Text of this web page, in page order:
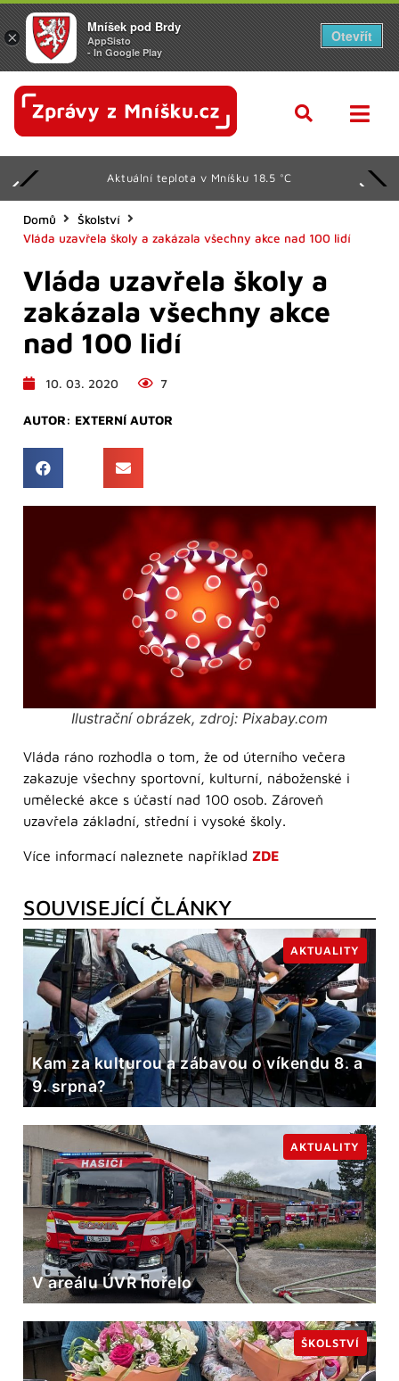
Aktuální teplota v Mníšku 18.5 °C
Domů
Školství
Vláda uzavřela školy a zakázala všechny akce nad 100 lidí
Vláda uzavřela školy a
zakázala všechny akce
nad 100 lidí
10. 03. 2020 7
AUTOR: EXTERNÍ AUTOR
Ilustrační obrázek, zdroj: Pixabay.com
Vláda ráno rozhodla o tom, že od úterního večera
zakazuje všechny sportovní, kulturní, náboženské i
umělecké akce s účastí nad 100 osob. Zároveň
uzavřela základní, střední i vysoké školy.
Více informací naleznete například ZDE
SOUVISEJÍCÍ ČLÁNKY
Kam za kulturou a zábavou o víkendu 8. a
9. srpna?
AKTUALITY
V areálu ÚVR hořelo
AKTUALITY
ŠKOLSTVÍ
×
Mníšek pod Brdy
AppSisto
- In Google Play
Otevřít